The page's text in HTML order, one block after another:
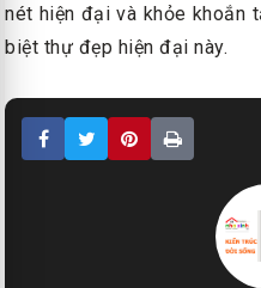
nét hiện đại và khỏe khoắn
biệt thự đẹp hiện đại này.